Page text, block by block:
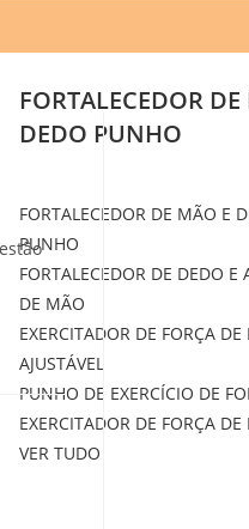
FORTALECEDOR
DEDO PUNHO
FORTALECEDOR DE MÃO E
PUNHO
FORTALECEDOR DE DEDO E
DE MÃO
EXERCITADOR DE FORÇA DE
AJUSTÁVEL
PUNHO DE EXERCÍCIO DE
EXERCITADOR DE FORÇA DE
VER TUDO